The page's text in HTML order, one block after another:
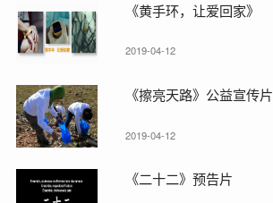
《黄手环，让爱回家》
2019-04-12
《擦亮天路》公益宣传片
2019-04-12
《二十二》预告片